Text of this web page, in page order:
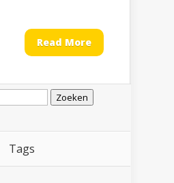
Read More
Tags